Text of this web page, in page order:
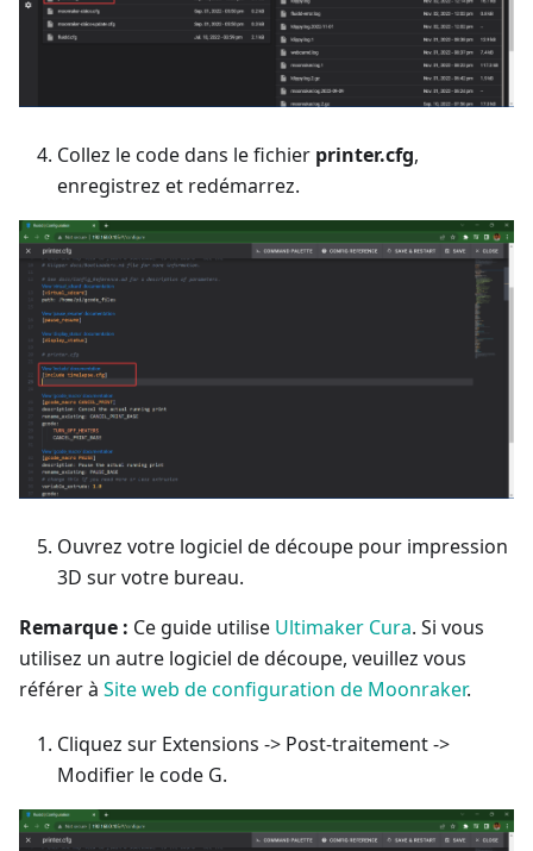
Collez le code dans le fichier printer.cfg,
enregistrez et redémarrez.
Ouvrez votre logiciel de découpe pour impression
3D sur votre bureau.
Remarque : Ce guide utilise Ultimaker Cura. Si vous
utilisez un autre logiciel de découpe, veuillez vous
référer à Site web de configuration de Moonraker.
Cliquez sur Extensions -> Post-traitement ->
Modifier le code G.